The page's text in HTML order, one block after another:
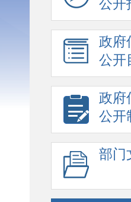
公开
政府
公开
政府
公开
部门